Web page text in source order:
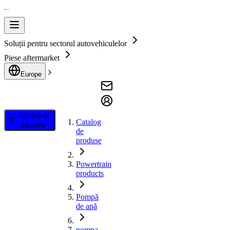
Soluții pentru sectorul autovehiculelor
Piese aftermarket
Europe
Filtrare și
căutare
Catalog
de
produse
Powertrain
products
Pompă
de apă